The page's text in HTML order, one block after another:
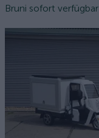
Bruni sofort verfügbar